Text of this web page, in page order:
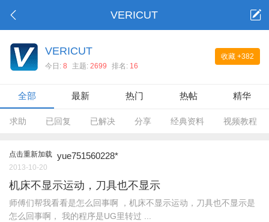
VERICUT
收藏 +382
VERICUT
今日: 8 主题: 2699 排名: 16
全部 最新 热门 热帖 精华
求助 已回复 已解决 分享 经典资料 视频教程
点击重新加载 yue751560228*
2013-10-20
机床不显示运动，刀具也不显示
师傅们帮我看看是怎么回事啊 ，机床不显示运动，刀具也不显示是
怎么回事啊， 我的程序是UG里转过 ...